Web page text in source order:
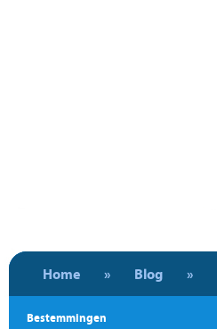
Home » Blog »
Bestemmingen